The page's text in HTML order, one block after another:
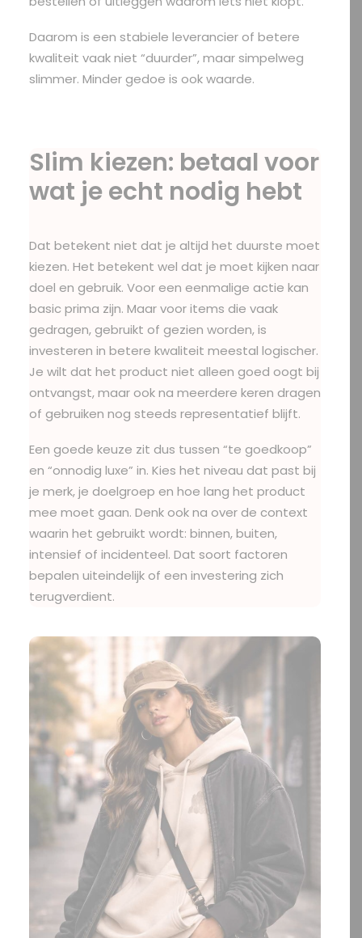
Daarom is een stabiele leverancier of betere
kwaliteit vaak niet “duurder”, maar simpelweg
slimmer. Minder gedoe is ook waarde.
Slim kiezen: betaal voor
wat je echt nodig hebt
Dat betekent niet dat je altijd het duurste moet
kiezen. Het betekent wel dat je moet kijken naar
doel en gebruik. Voor een eenmalige actie kan
basic prima zijn. Maar voor items die vaak
gedragen, gebruikt of gezien worden, is
investeren in betere kwaliteit meestal logischer.
Je wilt dat het product niet alleen goed oogt bij
ontvangst, maar ook na meerdere keren dragen
of gebruiken nog steeds representatief blijft.
Een goede keuze zit dus tussen “te goedkoop”
en “onnodig luxe” in. Kies het niveau dat past bij
je merk, je doelgroep en hoe lang het product
mee moet gaan. Denk ook na over de context
waarin het gebruikt wordt: binnen, buiten,
intensief of incidenteel. Dat soort factoren
bepalen uiteindelijk of een investering zich
terugverdient.